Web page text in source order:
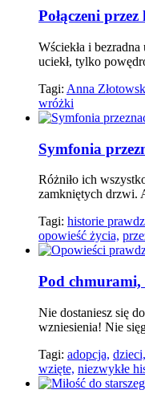
Połączeni przez
Wściekła i
uciekł, tylko
Tagi: Anna
wróżki
Symfonia
Różniło ich
zamkniętych drzwi.
Tagi: historie
opowieść życia,
Pod chmurami,
Nie dostaniesz się
wzniesienia! Nie
Tagi: adopcja, dzieci,
wzięte, niezwykłe